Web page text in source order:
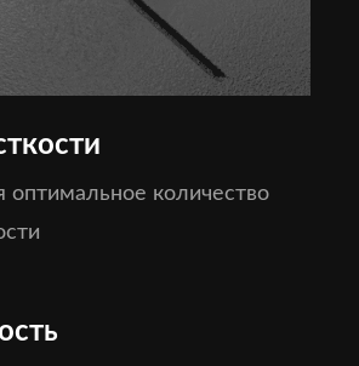
оптимальное количество